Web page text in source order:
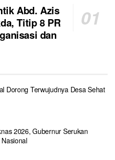
Abd. Azis
Titip 8 PR
dan
Dorong Terwujudnya Desa Sehat
2026, Gubernur Serukan